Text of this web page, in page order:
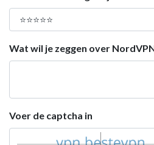
Wat wil je zeggen over
Voer de captcha in